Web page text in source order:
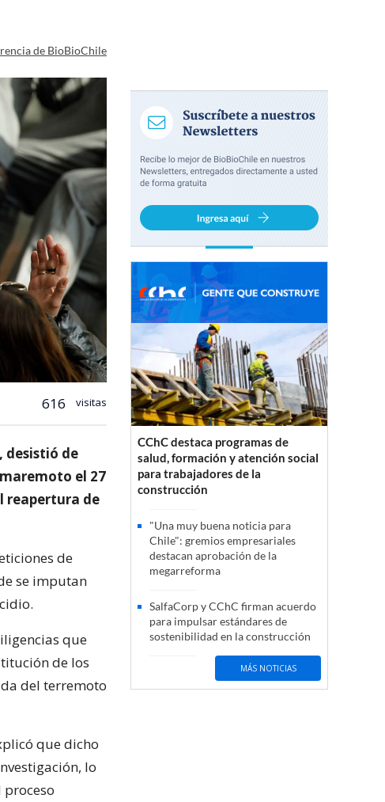
de BioBioChile
616 visitas
desistió de
el 27
reapertura de
de
se imputan
que
de los
del terremoto
que dicho
lo
CChC destaca programas de
salud, formación y atención social
para trabajadores de la
construcción
"Una muy buena noticia para
Chile": gremios empresariales
destacan aprobación de la
megarreforma
SalfaCorp y CChC firman acuerdo
para impulsar estándares de
sostenibilidad en la construcción
MÁS NOTICIAS